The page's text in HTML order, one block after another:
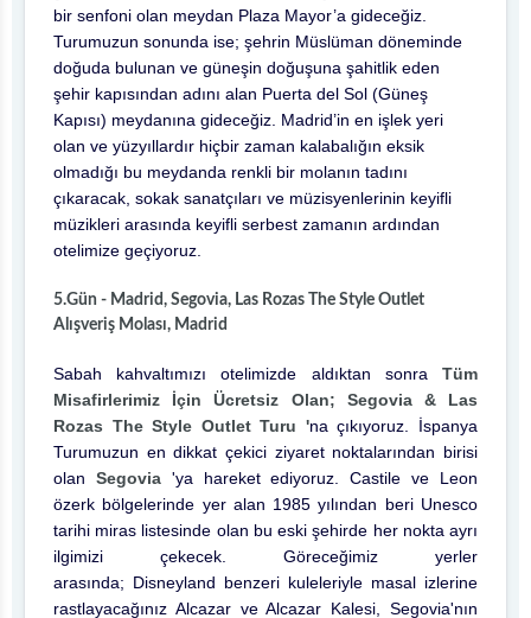
bir senfoni olan meydan Plaza Mayor’a gideceğiz.
Turumuzun sonunda ise; şehrin Müslüman döneminde
doğuda bulunan ve güneşin doğuşuna şahitlik eden
şehir kapısından adını alan Puerta del Sol (Güneş
Kapısı) meydanına gideceğiz. Madrid’in en işlek yeri
olan ve yüzyıllardır hiçbir zaman kalabalığın eksik
olmadığı bu meydanda renkli bir molanın tadını
çıkaracak, sokak sanatçıları ve müzisyenlerinin keyifli
müzikleri arasında keyifli serbest zamanın ardından
otelimize geçiyoruz.
5.Gün - Madrid, Segovia, Las Rozas The Style Outlet
Alışveriş Molası, Madrid
Sabah kahvaltımızı otelimizde aldıktan sonra Tüm
Misafirlerimiz İçin Ücretsiz Olan; Segovia & Las
Rozas The Style Outlet Turu 'na çıkıyoruz. İspanya
Turumuzun en dikkat çekici ziyaret noktalarından birisi
olan Segovia'ya hareket ediyoruz. Castile ve Leon
özerk bölgelerinde yer alan 1985 yılından beri Unesco
tarihi miras listesinde olan bu eski şehirde her nokta ayrı
ilgimizi çekecek. Göreceğimiz yerler
arasında; Disneyland benzeri kuleleriyle masal izlerine
rastlayacağınız Alcazar ve Alcazar Kalesi, Segovia'nın